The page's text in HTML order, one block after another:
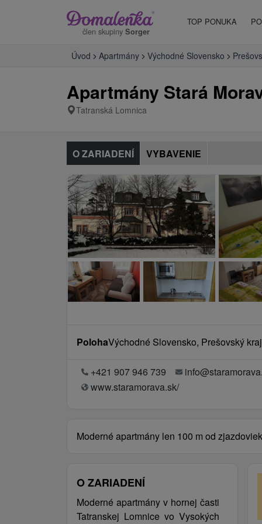
člen skupiny Sorger
TOP PONUKA
Úvod Apartmány Východné Slovensko
Apartmány Stará
Tatranská Lomnica
O ZARIADENÍ VYBAVENIE
PolohaVýchodné Slovensko, Prešovský
+421 907 946 739
www.staramorava.sk/
Moderné apartmány len 100 m od zjazdoviek
O ZARIADENÍ
Moderné apartmány v hornej časti
Tatranskej Lomnice vo Vysokých